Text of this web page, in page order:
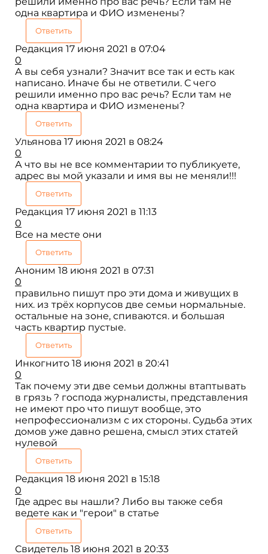
одна квартира и ФИО изменены?
Ответить
Редакция 17 июня 2021 в 07:04
0
А вы себя узнали? Значит все так и есть как
написано. Иначе бы не ответили. С чего
решили именно про вас речь? Если там не
одна квартира и ФИО изменены?
Ответить
Ульянова 17 июня 2021 в 08:24
0
А что вы не все комментарии то публикуете,
адрес вы мой указали и имя вы не меняли!!!
Ответить
Редакция 17 июня 2021 в 11:13
0
Все на месте они
Ответить
Аноним 18 июня 2021 в 07:31
0
правильно пишут про эти дома и живущих в
них. из трёх корпусов две семьи нормальные.
остальные на зоне, спиваются. и большая
часть квартир пустые.
Ответить
Инкогнито 18 июня 2021 в 20:41
0
Так почему эти две семьи должны втаптывать
в грязь ? господа журналисты, представления
не имеют про что пишут вообще, это
непрофессионализм с их стороны. Судьба этих
домов уже давно решена, смысл этих статей
нулевой
Ответить
Редакция 18 июня 2021 в 15:18
0
Где адрес вы нашли? Либо вы также себя
ведете как и "герои" в статье
Ответить
Свидетель 18 июня 2021 в 20:33